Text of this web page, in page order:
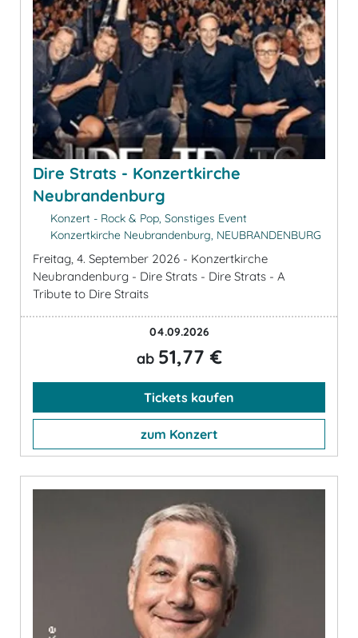
Dire Strats - Konzertkirche
Neubrandenburg
Konzert - Rock & Pop, Sonstiges Event
Konzertkirche Neubrandenburg, NEUBRANDENBURG
Freitag, 4. September 2026 - Konzertkirche
Neubrandenburg - Dire Strats - Dire Strats - A
Tribute to Dire Straits
04.09.2026
ab 51,77 €
Tickets kaufen
zum Konzert